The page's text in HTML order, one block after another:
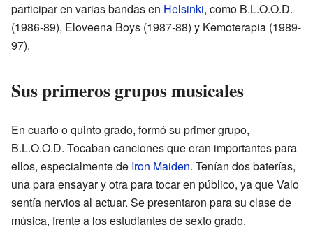
participar en varias bandas en Helsinki, como B.L.O.O.D.
(1986-89), Eloveena Boys (1987-88) y Kemoterapia (1989-
97).
Sus primeros grupos musicales
En cuarto o quinto grado, formó su primer grupo,
B.L.O.O.D. Tocaban canciones que eran importantes para
ellos, especialmente de Iron Maiden. Tenían dos baterías,
una para ensayar y otra para tocar en público, ya que Valo
sentía nervios al actuar. Se presentaron para su clase de
música, frente a los estudiantes de sexto grado.